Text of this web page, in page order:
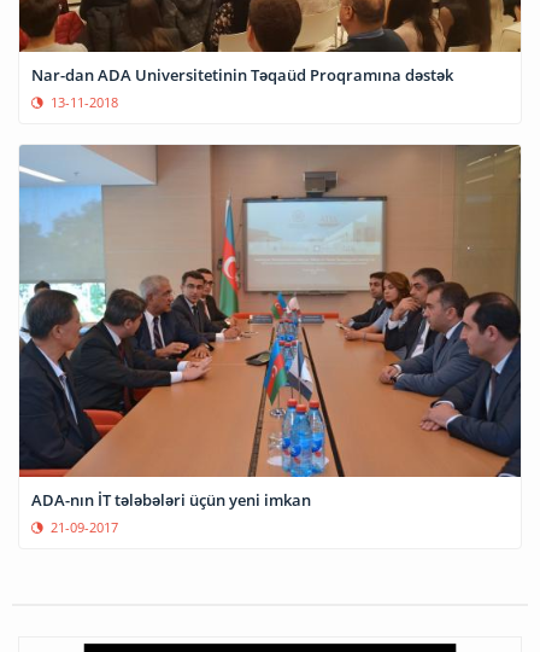
Nar-dan ADA Universitetinin Təqaüd Proqramına dəstək
13-11-2018
ADA-nın İT tələbələri üçün yeni imkan
21-09-2017